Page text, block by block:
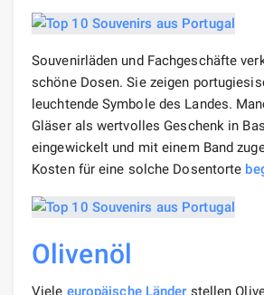
Souvenirläden und Fachgeschäfte
schöne Dosen. Sie zeigen
leuchtende Symbole des Landes.
Gläser als wertvolles Geschenk in
eingewickelt und mit einem Band
Kosten für eine solche Dosentorte
Olivenöl
Viele europäische Länder stellen